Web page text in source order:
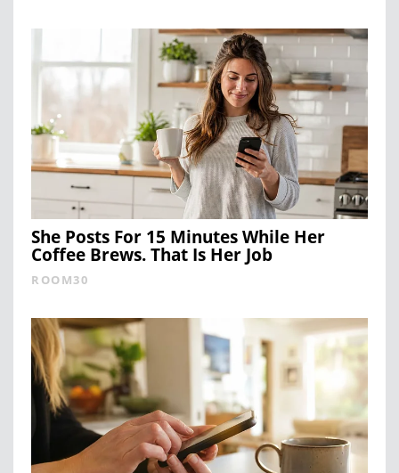
She Posts For 15 Minutes While Her
Coffee Brews. That Is Her Job
ROOM30